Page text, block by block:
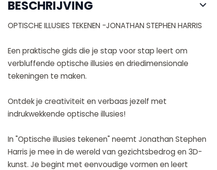
BESCHRIJVING
OPTISCHE ILLUSIES TEKENEN -JONATHAN STEPHEN HARRIS
Een praktische gids die je stap voor stap leert om
verbluffende optische illusies en driedimensionale
tekeningen te maken.
Ontdek je creativiteit en verbaas jezelf met
indrukwekkende optische illusies!
In "Optische illusies tekenen" neemt Jonathan Stephen
Harris je mee in de wereld van gezichtsbedrog en 3D-
kunst. Je begint met eenvoudige vormen en leert